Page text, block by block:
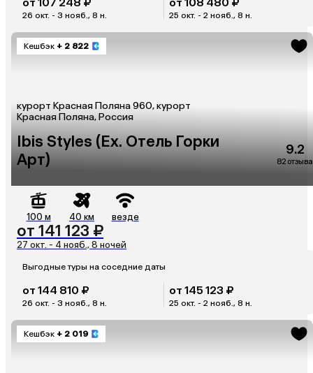
от 107 248 ₽
26 окт. - 3 нояб., 8 н.
от 108 480 ₽
25 окт. - 2 нояб., 8 н.
Кешбэк + 2 822
курорт Красная Поляна 960, курорт
Красная Поляна, Россия
Ibis Styles (Ex. Отель Горки
Арт)
9.2
82 отзыва
100 м 40 км везде
от 141 123 ₽
27 окт. - 4 нояб., 8 ночей
Выгодные туры на соседние даты
от 144 810 ₽
26 окт. - 3 нояб., 8 н.
от 145 123 ₽
25 окт. - 2 нояб., 8 н.
Кешбэк + 2 019